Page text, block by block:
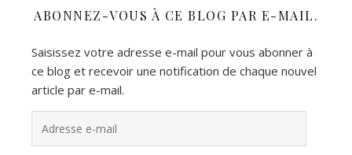
ABONNEZ-VOUS À CE BLOG PAR E-MAIL.
Saisissez votre adresse e-mail pour vous abonner à
ce blog et recevoir une notification de chaque nouvel
article par e-mail.